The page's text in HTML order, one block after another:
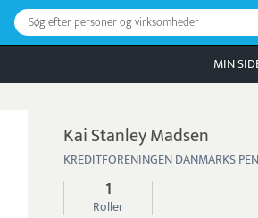
Søg efter personer og virksomheder
MIN
Kai Stanley Madsen
KREDITFORENINGEN DANMARKS
1
Roller